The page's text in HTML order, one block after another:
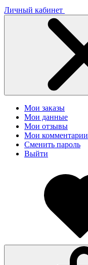
Личный кабинет
Мои заказы
Мои данные
Мои отзывы
Мои комментарии
Сменить пароль
Выйти